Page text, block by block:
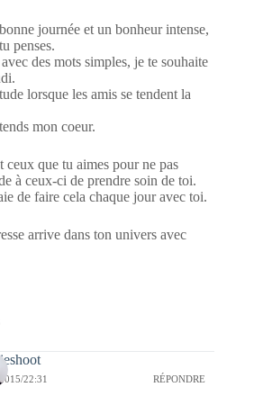
journée et un bonheur intense,
penses.
des mots simples, je te souhaite
lorsque les amis se tendent la
mon coeur.
ceux que tu aimes pour ne pas
à ceux-ci de prendre soin de toi.
de faire cela chaque jour avec toi.
arrive dans ton univers avec
22:31 RÉPONDRE